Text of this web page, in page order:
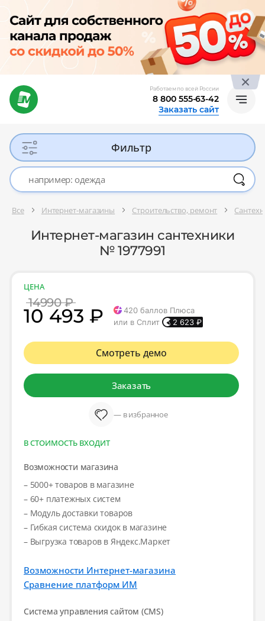
Работаем по всей России
8 800 555-63-42
Заказать сайт
Фильтр
Все Интернет-магазины Строительство, ремонт
Интернет-магазин сантехники
№ 1977991
ЦЕНА
14990 ₽
10 493 ₽ 420баллов Плюса
или в Сплит
2 623₽
Смотреть демо
Заказать
— в избранное
В СТОИМОСТЬ ВХОДИТ
Возможности магазина
– 5000+ товаров в магазине
– 60+ платежных систем
– Модуль доставки товаров
– Гибкая система скидок в магазине
– Выгрузка товаров в Яндекс.Маркет
Возможности Интернет-магазина
Сравнение платформ ИМ
Система управления сайтом (CMS)